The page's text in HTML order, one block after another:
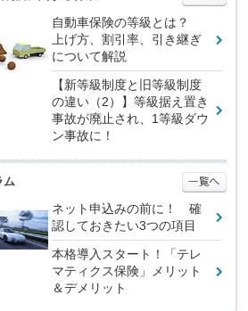
自動車保険の等級とは？
上げ方、割引率、引き継ぎ
について解説
【新等級制度と旧等級制度
の違い（2）】等級据え置き
事故が廃止され、1等級ダウ
ン事故に！
ム
ネット申込みの前に！ 確
認しておきたい3つの項目
本格導入スタート！「テレ
マティクス保険」メリット
＆デメリット